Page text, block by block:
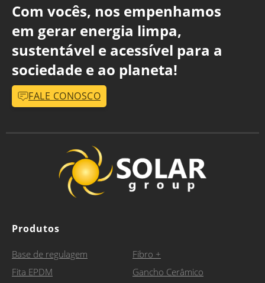
Com vocês, nos empenhamos
em gerar energia limpa,
sustentável e acessível para a
sociedade e ao planeta!
FALE CONOSCO
Produtos
Base de regulagem
Fibro +
Fita EPDM
Gancho Cerâmico